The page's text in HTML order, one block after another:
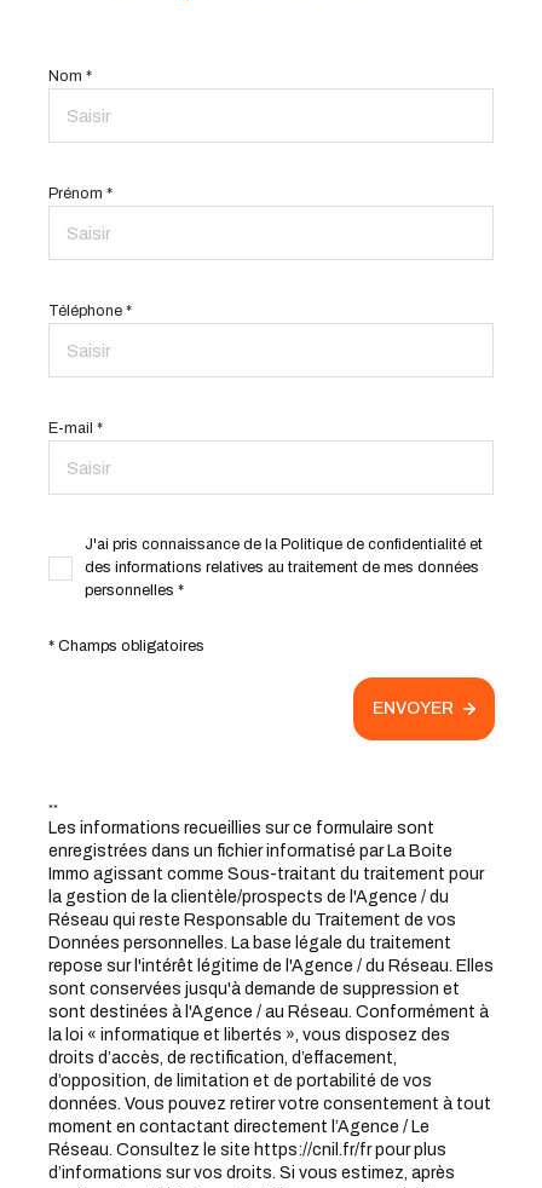
Nom *
Prénom *
Téléphone *
E-mail *
J'ai pris connaissance de la Politique de confidentialité et
des informations relatives au traitement de mes données
personnelles *
* Champs obligatoires
ENVOYER
**
Les informations recueillies sur ce formulaire sont
enregistrées dans un fichier informatisé par La Boite
Immo agissant comme Sous-traitant du traitement pour
la gestion de la clientèle/prospects de l'Agence / du
Réseau qui reste Responsable du Traitement de vos
Données personnelles. La base légale du traitement
repose sur l'intérêt légitime de l'Agence / du Réseau. Elles
sont conservées jusqu'à demande de suppression et
sont destinées à l'Agence / au Réseau. Conformément à
la loi « informatique et libertés », vous disposez des
droits d’accès, de rectification, d’effacement,
d’opposition, de limitation et de portabilité de vos
données. Vous pouvez retirer votre consentement à tout
moment en contactant directement l’Agence / Le
Réseau. Consultez le site https://cnil.fr/frpour plus
d’informations sur vos droits. Si vous estimez, après